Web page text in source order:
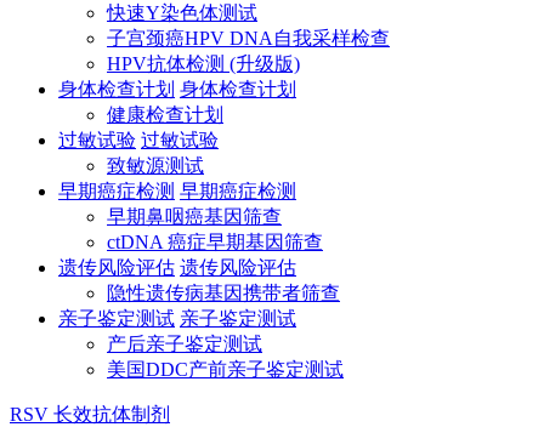
快速Y染色体测试
子宫颈癌HPV DNA自我采样检查
HPV抗体检测 (升级版)
身体检查计划 身体检查计划
健康检查计划
过敏试验 过敏试验
致敏源测试
早期癌症检测 早期癌症检测
早期鼻咽癌基因筛查
ctDNA 癌症早期基因筛查
遗传风险评估 遗传风险评估
隐性遗传病基因携带者筛查
亲子鉴定测试 亲子鉴定测试
产后亲子鉴定测试
美国DDC产前亲子鉴定测试
RSV 长效抗体制剂